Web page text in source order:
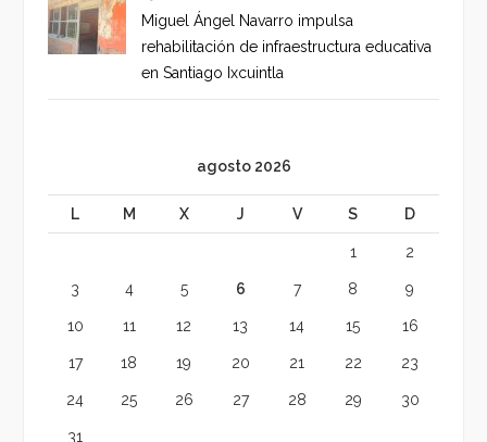
Miguel Ángel Navarro impulsa
rehabilitación de infraestructura educativa
en Santiago Ixcuintla
agosto 2026
L M X J V S D
1 2
3 4 5 6 7 8 9
10 11 12 13 14 15 16
17 18 19 20 21 22 23
24 25 26 27 28 29 30
31